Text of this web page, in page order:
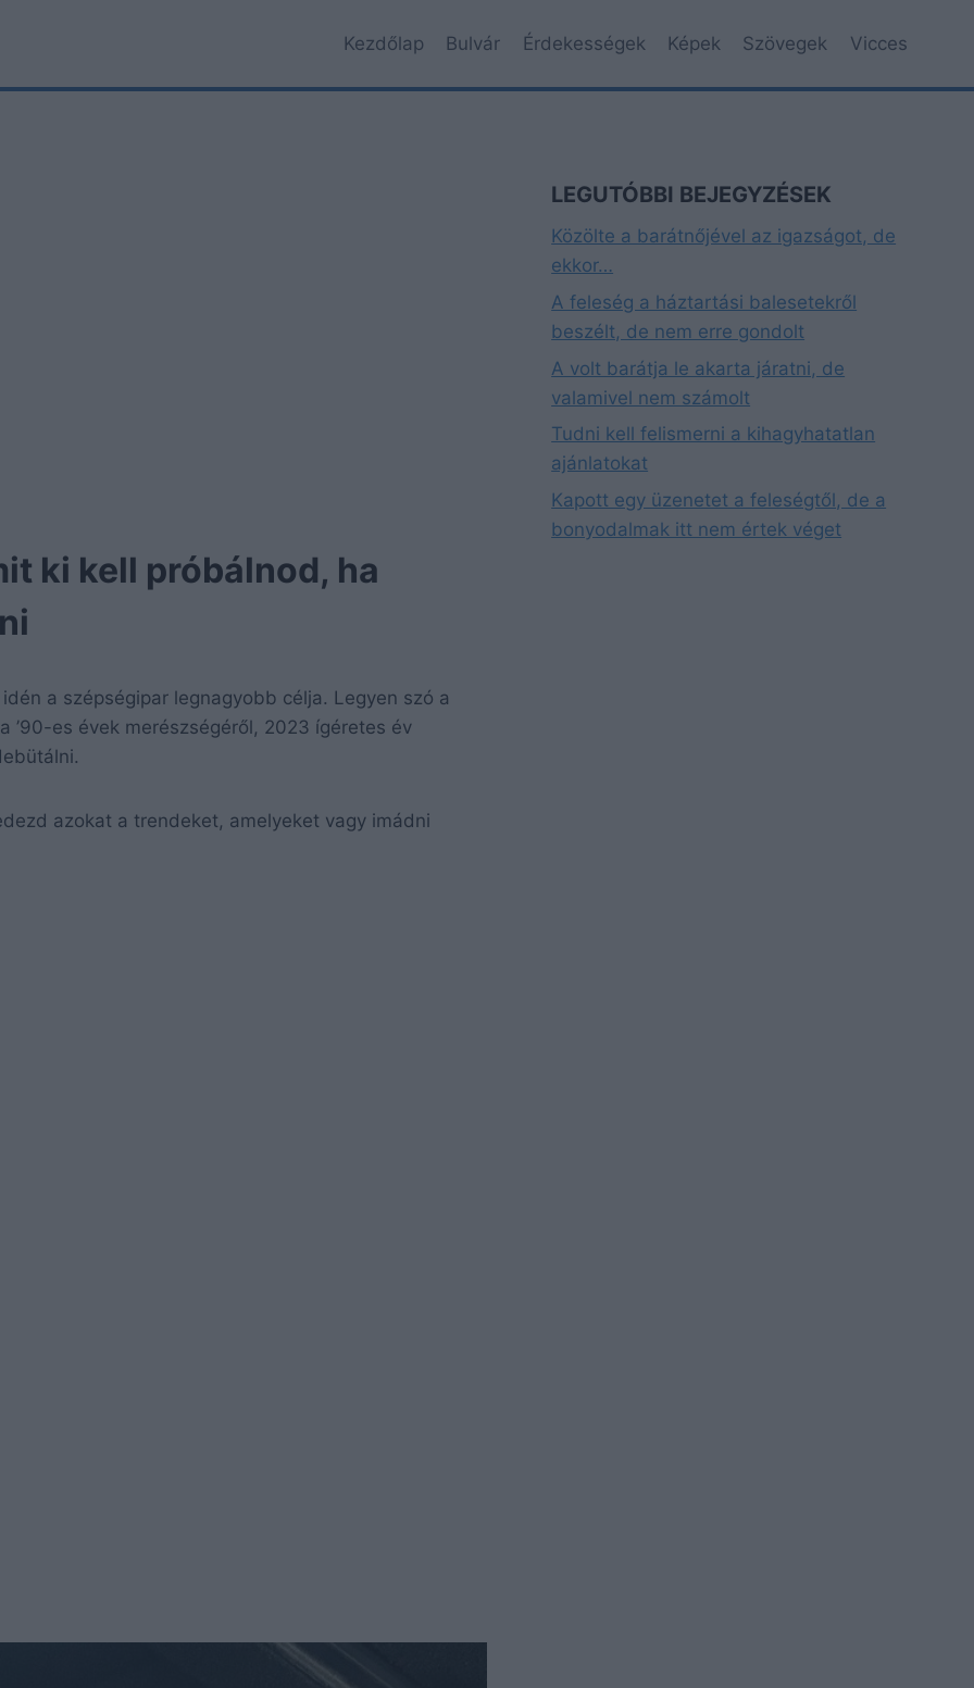
Kezdőlap Bulvár Érdekességek Képek Szövegek Vicces
ki kell próbálnod, ha
a szépségipar legnagyobb célja. Legyen szó a
’90-es évek merészségéről, 2023 ígéretes év
azokat a trendeket, amelyeket vagy imádni
LEGUTÓBBI BEJEGYZÉSEK
Közölte a barátnőjével az igazságot, de
ekkor…
A feleség a háztartási balesetekről
beszélt, de nem erre gondolt
A volt barátja le akarta járatni, de
valamivel nem számolt
Tudni kell felismerni a kihagyhatatlan
ajánlatokat
Kapott egy üzenetet a feleségtől, de a
bonyodalmak itt nem értek véget